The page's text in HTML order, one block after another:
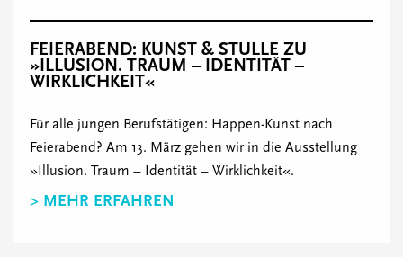
FEIERABEND: KUNST & STULLE ZU
»ILLUSION. TRAUM – IDENTITÄT –
WIRKLICHKEIT«
Für alle jungen Berufstätigen: Happen-Kunst nach
Feierabend? Am 13. März gehen wir in die Ausstellung
»Illusion. Traum – Identität – Wirklichkeit«.
> MEHR ERFAHREN